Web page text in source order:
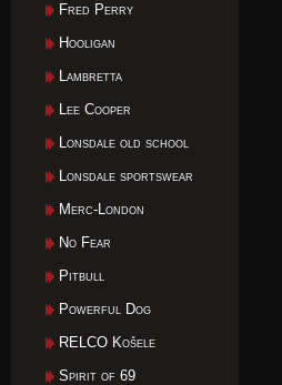
Fred Perry
Hooligan
Lambretta
Lee Cooper
Lonsdale old school
Lonsdale sportswear
Merc-London
No Fear
Pitbull
Powerful Dog
RELCO Košele
Spirit of 69